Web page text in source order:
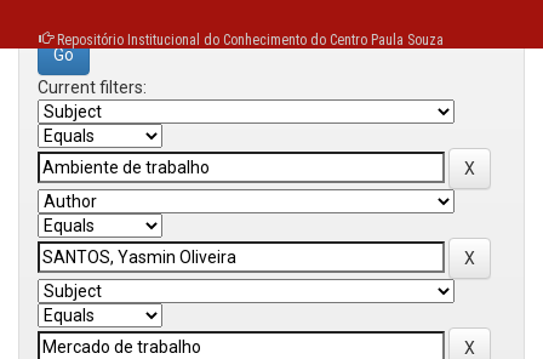
Repositório Institucional do Conhecimento do Centro Paula Souza
Current filters: